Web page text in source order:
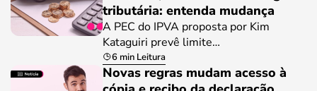
tributária: entenda mudança
A PEC do IPVA proposta por Kim
Kataguiri prevê limite…
6 min Leitura
Novas regras mudam acesso à